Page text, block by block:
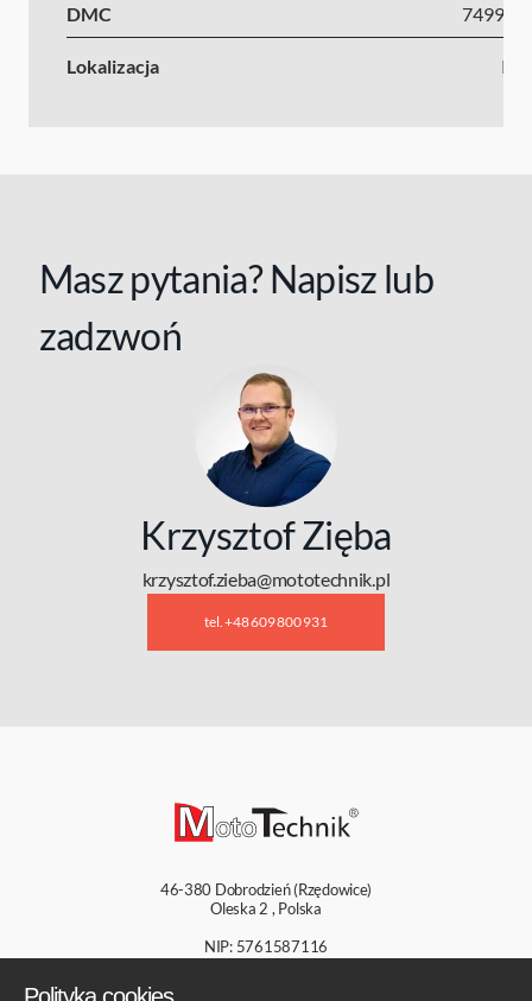
DMC 7499-
Lokalizacja
Masz pytania? Napisz lub
zadzwoń
Krzysztof Zięba
krzysztof.zieba@mototechnik.pl
tel. +48 609 800 931
46-380 Dobrodzień (Rzędowice)
Oleska 2 , Polska
NIP: 5761587116